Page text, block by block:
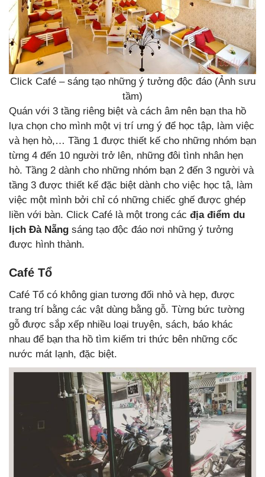
Click Café – sáng tạo những ý tưởng độc đáo (Ảnh sưu
tầm)
Quán với 3 tầng riêng biệt và cách âm nên bạn tha hồ
lựa chọn cho mình một vị trí ưng ý để học tập, làm việc
và hẹn hò,… Tầng 1 được thiết kế cho những nhóm bạn
từng 4 đến 10 người trở lên, những đôi tình nhân hẹn
hò. Tầng 2 dành cho những nhóm bạn 2 đến 3 người và
tầng 3 được thiết kế đặc biệt dành cho việc học tậ, làm
việc một mình bởi chỉ có những chiếc ghế được ghép
liền với bàn. Click Café là một trong các địa điểm du
lịch Đà Nẵng sáng tạo độc đáo nơi những ý tưởng
được hình thành.
Café Tổ
Café Tổ có không gian tương đối nhỏ và hẹp, được
trang trí bằng các vật dùng bằng gỗ. Từng bức tường
gỗ được sắp xếp nhiều loại truyện, sách, báo khác
nhau để bạn tha hồ tìm kiếm tri thức bên những cốc
nước mát lạnh, đặc biệt.